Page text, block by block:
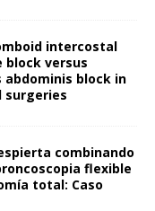
intercostal
block versus
block in
surgeries
combinando
flexible
total: Caso